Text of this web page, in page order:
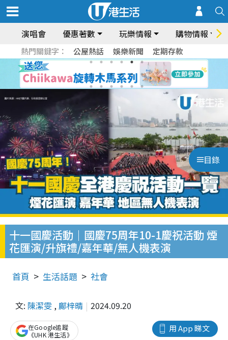
演唱會 優惠著數 玩樂情報 購物情報
熱門關鍵字： 公屋熱話 娛樂新聞 定期存款
目錄
十一國慶活動｜國慶75周年10-1慶祝活動 煙
花匯演/升旗禮/嘉年華/無人機表演
首頁 生活話題 社會
文: 陳潔雯 ,鄺梓晴 2024.09.20
用 App 睇文
在Google追蹤
《UHK 港生活》